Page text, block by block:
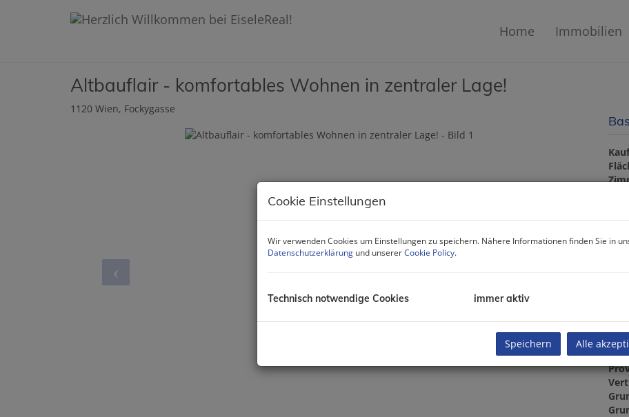
Home Immobilien
Altbauflair - komfortables Wohnen in zentraler Lage!
1120 Wien, Fockygasse
Cookie Einstellungen
Wir verwenden Cookies um Einstellungen zu speichern. Nähere Informationen finden Sie in
Datenschutzerklärung und unsererCookie Policy.
Technisch notwendige Cookies immer aktiv
Speichern Alle